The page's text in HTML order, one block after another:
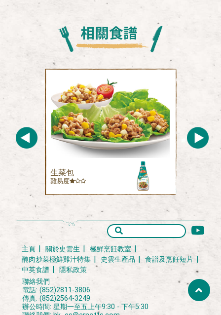
生菜包
難易度
主頁 關於史雲生
極鮮烹飪教室
醃肉炒菜極鮮雞汁特集
史雲生產品
食譜及烹飪短片
中英食譜
隱私政策
聯絡我們
電話: (852)2811-3806
傳真: (852)2564-3249
辦公時間: 星期一至五上午9:30 - 下午5:30